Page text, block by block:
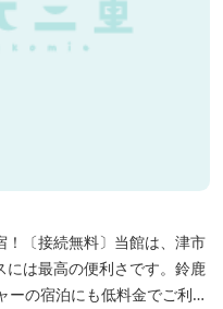
！〔接続無料〕当館は、津市
は最高の便利さです。鈴鹿
の宿泊にも低料金でご利用